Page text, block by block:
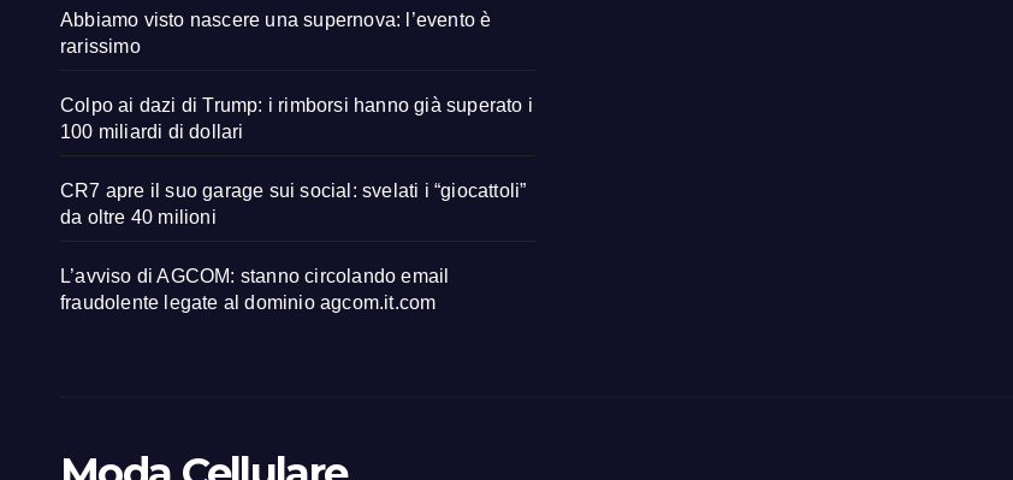
Abbiamo visto nascere una supernova: l’evento è
rarissimo
Colpo ai dazi di Trump: i rimborsi hanno già superato i
100 miliardi di dollari
CR7 apre il suo garage sui social: svelati i “giocattoli”
da oltre 40 milioni
L’avviso di AGCOM: stanno circolando email
fraudolente legate al dominio agcom.it.com